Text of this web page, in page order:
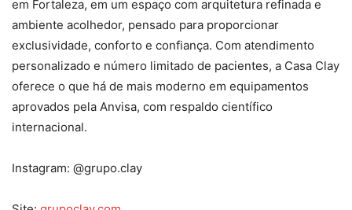
em Fortaleza, em um espaço com arquitetura refinada e
ambiente acolhedor, pensado para proporcionar
exclusividade, conforto e confiança. Com atendimento
personalizado e número limitado de pacientes, a Casa Clay
oferece o que há de mais moderno em equipamentos
aprovados pela Anvisa, com respaldo científico
internacional.
Instagram: @grupo.clay